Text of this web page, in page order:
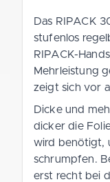
Das RIPACK
stufenlos
RIPACK-
Mehrleistung
zeigt sich vor
Dicke und
dicker die
wird benötigt,
schrumpfen.
erst recht bei